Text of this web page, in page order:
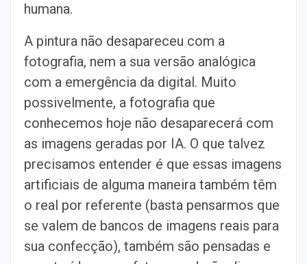
humana.
A pintura não desapareceu com a
fotografia, nem a sua versão analógica
com a emergência da digital. Muito
possivelmente, a fotografia que
conhecemos hoje não desaparecerá com
as imagens geradas por IA. O que talvez
precisamos entender é que essas imagens
artificiais de alguma maneira também têm
o real por referente (basta pensarmos que
se valem de bancos de imagens reais para
sua confecção), também são pensadas e